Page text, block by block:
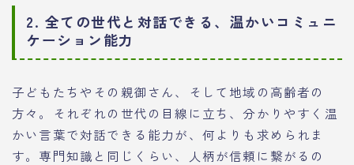
2. 全ての世代と対話できる、温かいコミュニ
ケーション能力
子どもたちやその親御さん、そして地域の高齢者の
方々。それぞれの世代の目線に立ち、分かりやすく温
かい言葉で対話できる能力が、何よりも求められま
す。専門知識と同じくらい、人柄が信頼に繋がるの